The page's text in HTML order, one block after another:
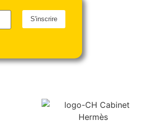
S'inscrire